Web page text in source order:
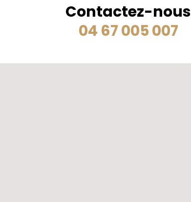
Contactez-nous
04 67 005 007